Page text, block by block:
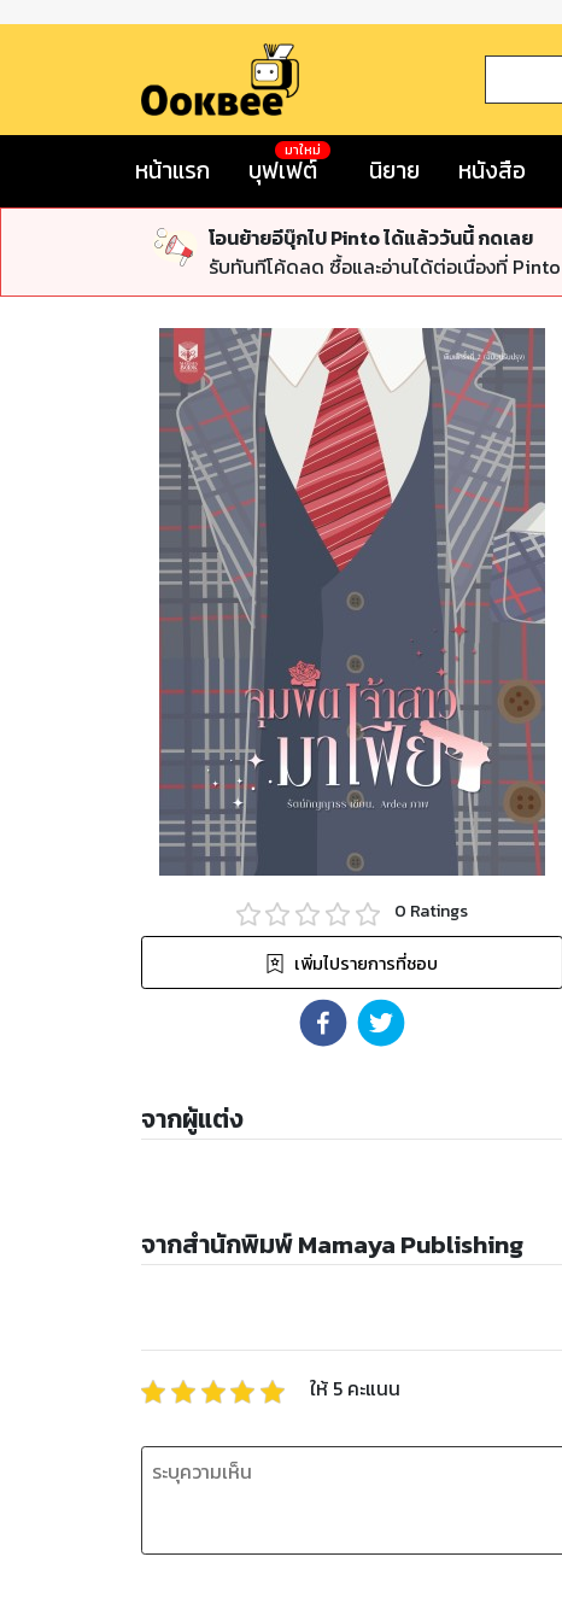
หน้าแรก บุฟเฟต์
มาใหม่
นิยาย หนังสือ
โอนย้ายอีบุ๊กไป Pinto ได้แล้ววันนี้ กดเลย
รับทันทีโค้ดลด ซื้อและอ่านได้ต่อเนื่องที่ Pinto
0 Ratings
เพิ่มไปรายการที่ชอบ
จากผู้แต่ง
จากสำนักพิมพ์ Mamaya Publishing
ให้ 5 คะแนน